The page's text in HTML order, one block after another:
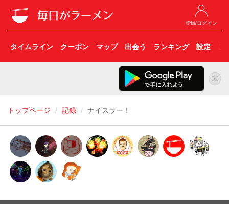
登録/ログイン
タイムライン クーポン マップ 出会う ランキング 設定 こ
トップページ 記録 ナイスラー！